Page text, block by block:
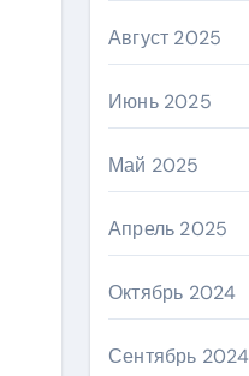
Август 2025
Июнь 2025
Май 2025
Апрель 2025
Октябрь 2024
Сентябрь 2024